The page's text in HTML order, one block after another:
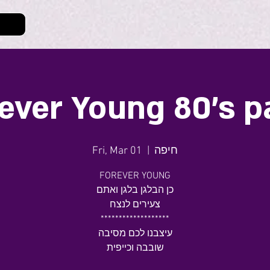
Young 80's
Fri, Mar 01 חיפה
FOREVER YOUNG
כן הבלגן בלגן ואתם
צעירים לנצח
*******************
עיצבנו לכם מסיבה
שובבה וכייפית